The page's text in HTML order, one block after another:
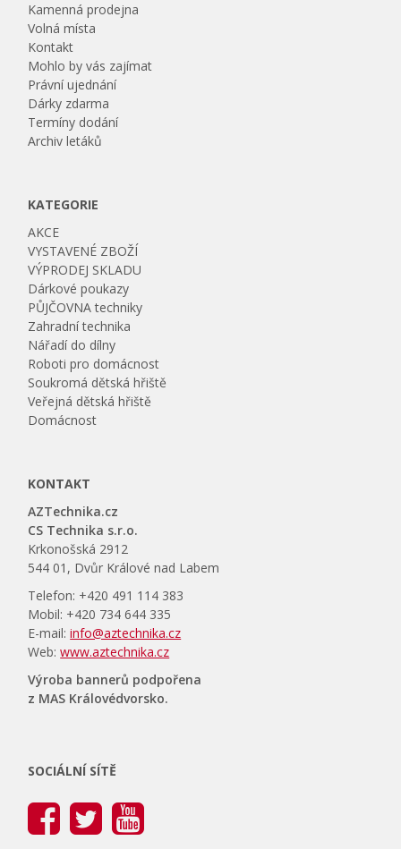
Kamenná prodejna
Volná místa
Kontakt
Mohlo by vás zajímat
Právní ujednání
Dárky zdarma
Termíny dodání
Archiv letáků
KATEGORIE
AKCE
VYSTAVENÉ ZBOŽÍ
VÝPRODEJ SKLADU
Dárkové poukazy
PŮJČOVNA techniky
Zahradní technika
Nářadí do dílny
Roboti pro domácnost
Soukromá dětská hřiště
Veřejná dětská hřiště
Domácnost
KONTAKT
AZTechnika.cz
CS Technika s.r.o.
Krkonošská 2912
544 01, Dvůr Králové nad Labem
Telefon: +420 491 114 383
Mobil: +420 734 644 335
E-mail:info@aztechnika.cz
Web:www.aztechnika.cz
Výroba bannerů podpořena
z MAS Královédvorsko.
SOCIÁLNÍ SÍTĚ